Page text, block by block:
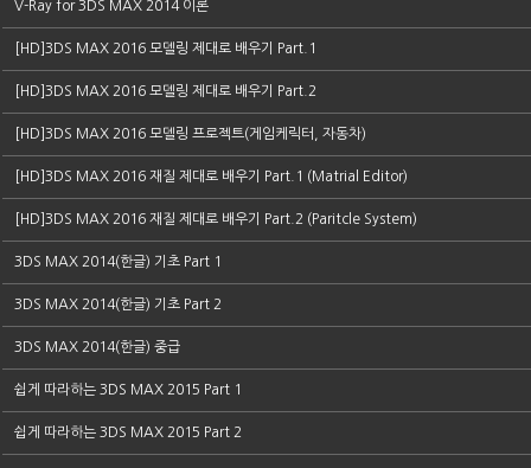
V-Ray for 3DS MAX 2014 이론
[HD]3DS MAX 2016 모델링 제대로 배우기 Part.1
[HD]3DS MAX 2016 모델링 제대로 배우기 Part.2
[HD]3DS MAX 2016 모델링 프로젝트(게임케릭터, 자동차)
[HD]3DS MAX 2016 재질 제대로 배우기 Part.1 (Matrial Editor)
[HD]3DS MAX 2016 재질 제대로 배우기 Part.2 (Paritcle System)
3DS MAX 2014(한글) 기초 Part 1
3DS MAX 2014(한글) 기초 Part 2
3DS MAX 2014(한글) 중급
쉽게 따라하는 3DS MAX 2015 Part 1
쉽게 따라하는 3DS MAX 2015 Part 2